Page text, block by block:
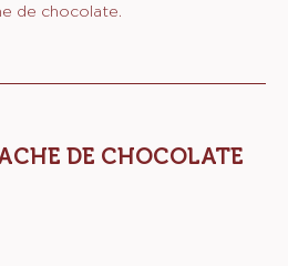
de chocolate.
DE CHOCOLATE